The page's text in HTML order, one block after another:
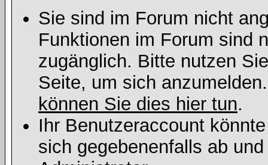
Sie sind im Forum nicht
Funktionen im Forum sind
zugänglich. Bitte nutzen
Seite, um sich
können Sie dies hier tun.
Ihr Benutzeraccount
sich gegebenenfalls ab